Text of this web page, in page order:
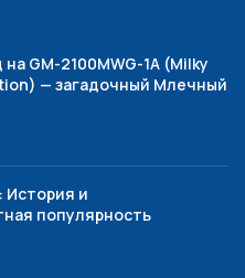
GM-2100MWG-1A (Milky
— загадочный Млечный
История и
популярность